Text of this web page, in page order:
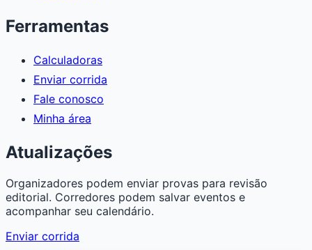
Ferramentas
Calculadoras
Enviar corrida
Fale conosco
Minha área
Atualizações
Organizadores podem enviar provas para revisão
editorial. Corredores podem salvar eventos e
acompanhar seu calendário.
Enviar corrida